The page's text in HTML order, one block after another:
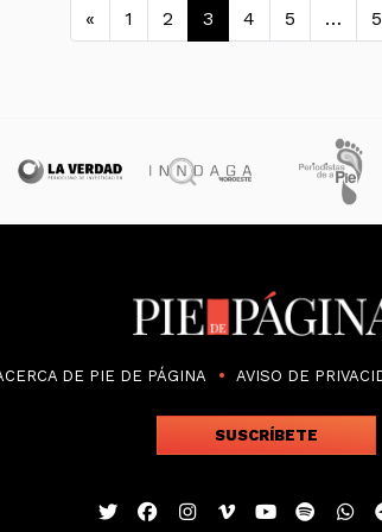
Navegación de
« 1 2 3 4 5 …
DE PIE DE PÁGINA AVISO DE
SUSCRÍBETE